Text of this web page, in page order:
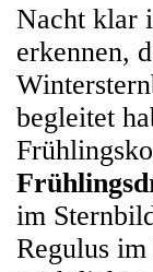
Nacht klar
erkennen,
begleitet
im
Regulus